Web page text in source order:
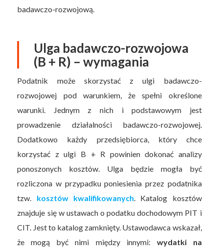
badawczo-rozwojową.
Ulga badawczo-rozwojowa
(B + R) – wymagania
Podatnik może skorzystać z ulgi badawczo-
rozwojowej pod warunkiem, że spełni określone
warunki. Jednym z nich i podstawowym jest
prowadzenie działalności badawczo-rozwojowej.
Dodatkowo każdy przedsiębiorca, który chce
korzystać z ulgi B + R powinien dokonać analizy
ponoszonych kosztów. Ulga będzie mogła być
rozliczona w przypadku poniesienia przez podatnika
tzw. kosztów kwalifikowanych. Katalog kosztów
znajduje się w ustawach o podatku dochodowym PIT i
CIT. Jest to katalog zamknięty. Ustawodawca wskazał,
że mogą być nimi między innymi: wydatki na